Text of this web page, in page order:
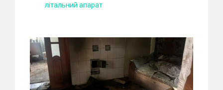
літальний апарат